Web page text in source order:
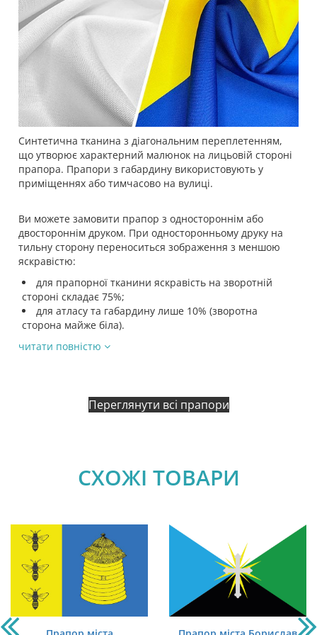
Синтетична тканина з діагональним переплетенням,
що утворює характерний малюнок на лицьовій стороні
прапора. Прапори з габардину використовують у
приміщеннях або тимчасово на вулиці.
Ви можете замовити прапор з одностороннім або
двостороннім друком. При односторонньому друку на
тильну сторону переноситься зображення з меншою
яскравістю:
для прапорної тканини яскравість на зворотній
стороні складає 75%;
для атласу та габардину лише 10% (зворотна
сторона майже біла).
читати повністю
Переглянути всі прапори
СХОЖІ ТОВАРИ